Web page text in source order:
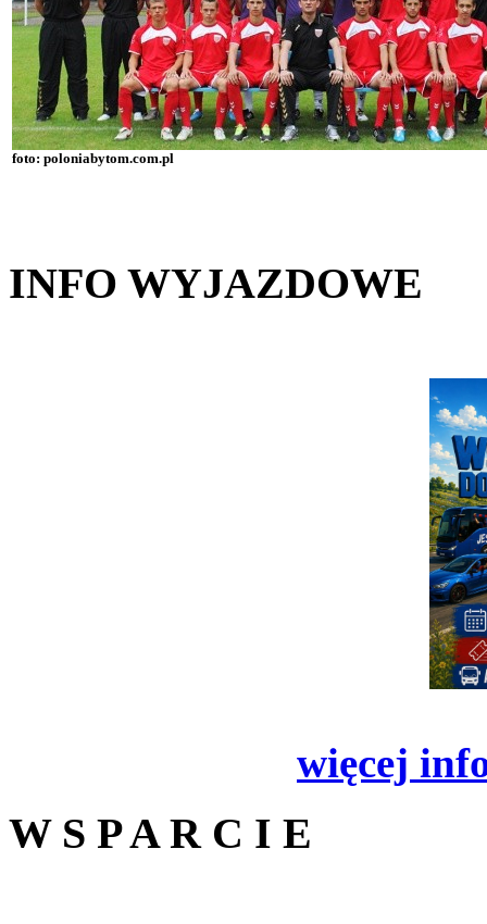
foto: poloniabytom.com.pl
INFO WYJAZDOWE
więcej
W S P A R C I E